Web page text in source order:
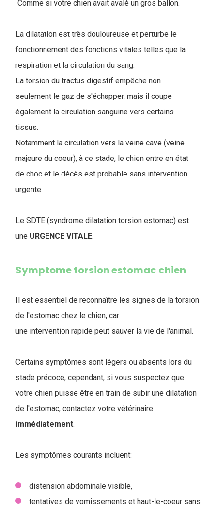
Comme si votre chien avait avalé un gros ballon.
La dilatation est très douloureuse et perturbe le
fonctionnement des fonctions vitales telles que la
respiration et la circulation du sang.
La torsion du tractus digestif empêche non
seulement le gaz de s'échapper, mais il coupe
également la circulation sanguine vers certains
tissus.
Notamment la circulation vers la veine cave (veine
majeure du coeur), à ce stade, le chien entre en état
de choc et le décès est probable sans intervention
urgente.
Le SDTE (syndrome dilatation torsion estomac) est
une URGENCE VITALE.
Symptome torsion estomac chien
Il est essentiel de reconnaître les signes de la torsion
de l'estomac chez le chien, car
une intervention rapide peut sauver la vie de l'animal.
Certains symptômes sont légers ou absents lors du
stade précoce, cependant, si vous suspectez que
votre chien puisse être en train de subir une dilatation
de l'estomac, contactez votre vétérinaire
immédiatement.
Les symptômes courants incluent:
distension abdominale visible,
tentatives de vomissements et haut-le-coeur sans